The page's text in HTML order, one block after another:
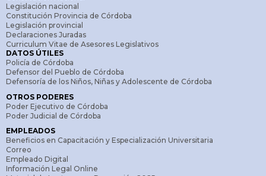
Legislación nacional
Constitución Provincia de Córdoba
Legislación provincial
Declaraciones Juradas
Curriculum Vitae de Asesores Legislativos
DATOS ÚTILES
Policía de Córdoba
Defensor del Pueblo de Córdoba
Defensoría de los Niños, Niñas y Adolescente de Córdoba
OTROS PODERES
Poder Ejecutivo de Córdoba
Poder Judicial de Córdoba
EMPLEADOS
Beneficios en Capacitación y Especialización Universitaria
Correo
Empleado Digital
Información Legal Online